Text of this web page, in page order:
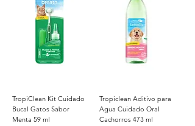
TropiClean Kit Cuidado
Bucal Gatos Sabor
Menta 59 ml
Tropiclean Aditivo para
Agua Cuidado Oral
Cachorros 473 ml